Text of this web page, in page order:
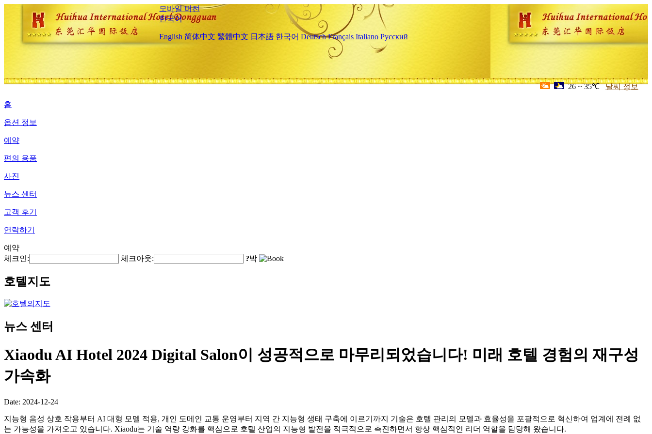
모바일 버전
한국어
English 简体中文 繁體中文 日本語 한국어 Deutsch Français Italiano Русский
26 ~ 35℃ 날씨 정보
홈
옵션 정보
예약
편의 용품
사진
뉴스 센터
고객 후기
연락하기
예약
체크인:
체크아웃: ?박
호텔지도
뉴스 센터
Xiaodu AI Hotel 2024 Digital Salon이 성공적으로 마무리되었습니다! 미래 호텔 경험의 재구성
가속화
Date: 2024-12-24
지능형 음성 상호 작용부터 AI 대형 모델 적용, 개인 도메인 교통 운영부터 지역 간 지능형 생태 구축에 이르기까지 기술은 호텔 관리의 모델과 효율성을 포괄적으로 혁신하여 업계에 전례 없
는 가능성을 가져오고 있습니다. Xiaodu는 기술 역량 강화를 핵심으로 호텔 산업의 지능형 발전을 적극적으로 촉진하면서 항상 핵심적인 리더 역할을 담당해 왔습니다.